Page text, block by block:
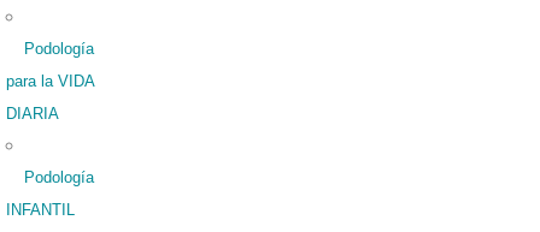
Podología
para la VIDA
DIARIA
Podología
INFANTIL